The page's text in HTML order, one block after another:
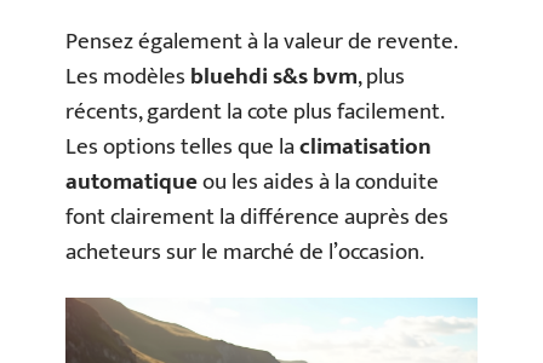
Pensez également à la valeur de revente.
Les modèlesbluehdi s&s bvm, plus
récents, gardent la cote plus facilement.
Les options telles que laclimatisation
automatiqueou les aides à la conduite
font clairement la différence auprès des
acheteurs sur le marché de l’occasion.